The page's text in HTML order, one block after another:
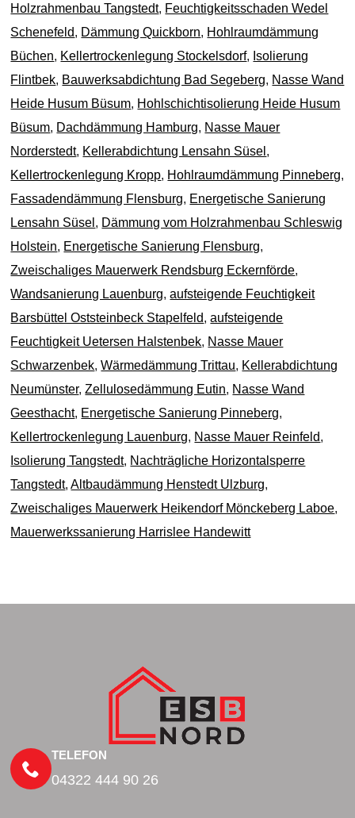
Holzrahmenbau Tangstedt, Feuchtigkeitsschaden Wedel
Schenefeld, Dämmung Quickborn, Hohlraumdämmung
Büchen, Kellertrockenlegung Stockelsdorf, Isolierung
Flintbek, Bauwerksabdichtung Bad Segeberg, Nasse Wand
Heide Husum Büsum, Hohlschichtisolierung Heide Husum
Büsum, Dachdämmung Hamburg, Nasse Mauer
Norderstedt, Kellerabdichtung Lensahn Süsel ,
Kellertrockenlegung Kropp, Hohlraumdämmung Pinneberg,
Fassadendämmung Flensburg, Energetische Sanierung
Lensahn Süsel , Dämmung vom Holzrahmenbau Schleswig
Holstein, Energetische Sanierung Flensburg,
Zweischaliges Mauerwerk Rendsburg Eckernförde,
Wandsanierung Lauenburg,aufsteigende Feuchtigkeit
Barsbüttel Oststeinbeck Stapelfeld,aufsteigende
Feuchtigkeit Uetersen Halstenbek, Nasse Mauer
Schwarzenbek,Wärmedämmung Trittau, Kellerabdichtung
Neumünster,Zellulosedämmung Eutin, Nasse Wand
Geesthacht, Energetische Sanierung Pinneberg,
Kellertrockenlegung Lauenburg, Nasse Mauer Reinfeld,
Isolierung Tangstedt, Nachträgliche Horizontalsperre
Tangstedt,Altbaudämmung Henstedt Ulzburg,
Zweischaliges Mauerwerk Heikendorf Mönckeberg Laboe,
Mauerwerkssanierung Harrislee Handewitt
TELEFON
04322 444 90 26